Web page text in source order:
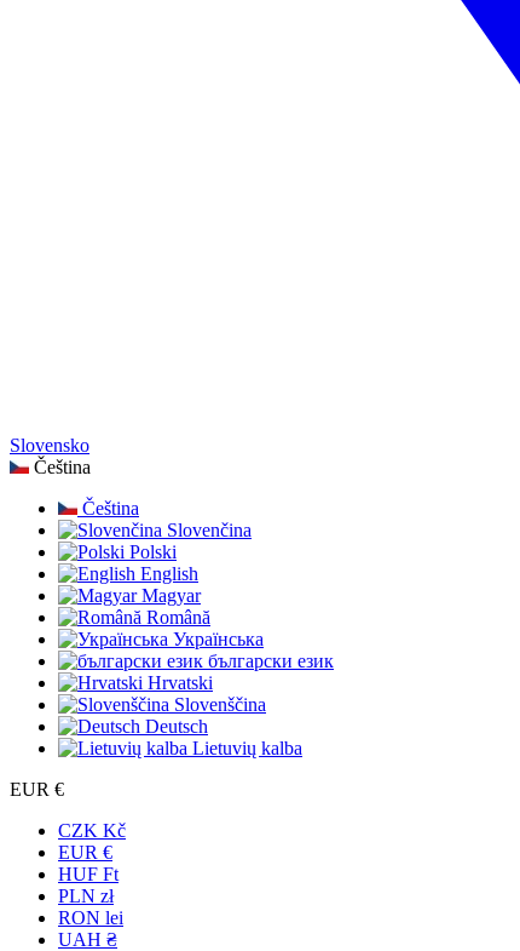
Slovensko
Čeština
Čeština
Slovenčina
Polski
English
Magyar
Română
Українська
български език
Hrvatski
Slovenščina
Deutsch
Lietuvių kalba
EUR €
CZK Kč
EUR €
HUF Ft
PLN zł
RON lei
UAH ₴